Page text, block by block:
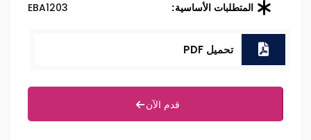
المتطلبات الأساسية: EBA1203
تحميل PDF
قدم الآن